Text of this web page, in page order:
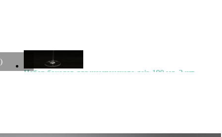
Набор бокалов для шампанского geir, 190 мл, 2 шт.